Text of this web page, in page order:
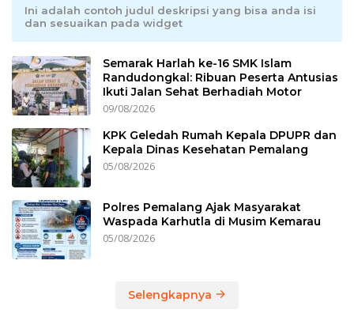
Ini adalah contoh judul deskripsi yang bisa anda isi
dan sesuaikan pada widget
Semarak Harlah ke-16 SMK Islam
Randudongkal: Ribuan Peserta Antusias
Ikuti Jalan Sehat Berhadiah Motor
09/08/2026
KPK Geledah Rumah Kepala DPUPR dan
Kepala Dinas Kesehatan Pemalang
05/08/2026
Polres Pemalang Ajak Masyarakat
Waspada Karhutla di Musim Kemarau
05/08/2026
Selengkapnya